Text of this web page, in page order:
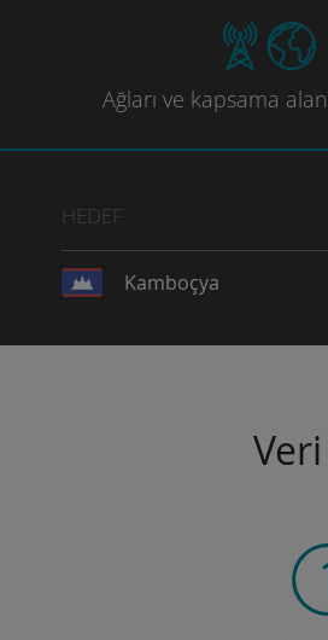
Ağları ve kapsama
HEDEF
Kamboçya